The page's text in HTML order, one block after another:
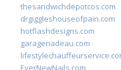
thesandwichdepotcos.com
drgiggleshouseofpain.com
hotflashdesigns.com
garagenadeau.com
EverNewNails.com